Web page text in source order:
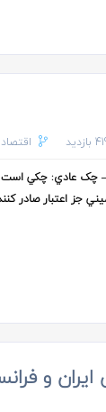
ماده 1 انواع چک عبارت است از:
جز اعتبار صادر
و